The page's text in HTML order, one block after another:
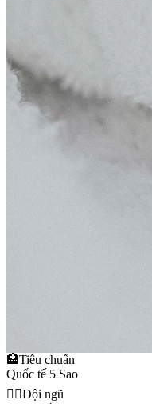
🏥Tiêu chuẩn
Quốc tế 5 Sao
👩‍⚕️Đội ngũ